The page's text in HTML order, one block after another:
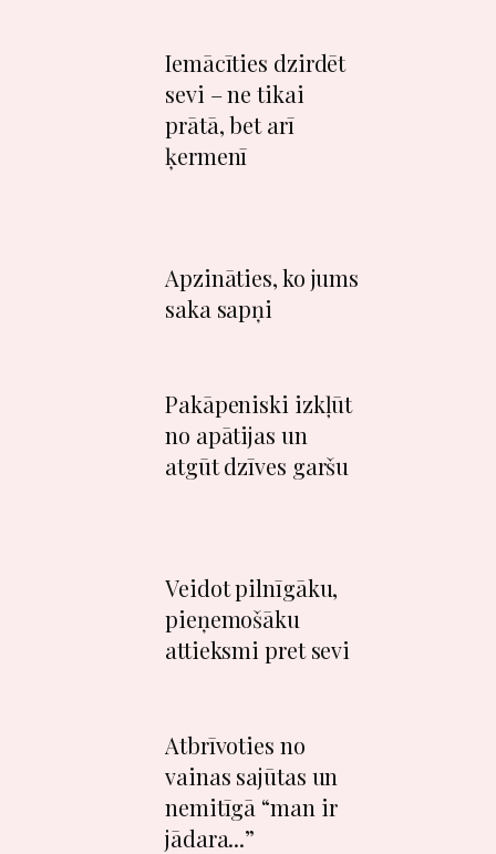
​​​Iemācīties dzirdēt
sevi – ne tikai
prātā, bet arī
ķermenī
​​​Apzināties, ko jums
saka sapņi
​​​Pakāpeniski izkļūt
no apātijas un
atgūt dzīves garšu
​​​Veidot pilnīgāku,
pieņemošāku
attieksmi pret sevi
​​​Atbrīvoties no
vainas sajūtas un
nemitīgā “man ir
jādara...”